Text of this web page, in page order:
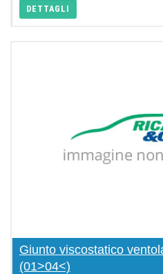
DETTAGLI
Giunto viscostatico
(01>04<)